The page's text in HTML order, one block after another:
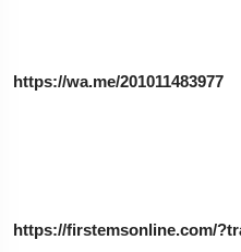
https://wa.me/201011483977
https://firstemsonline.com/